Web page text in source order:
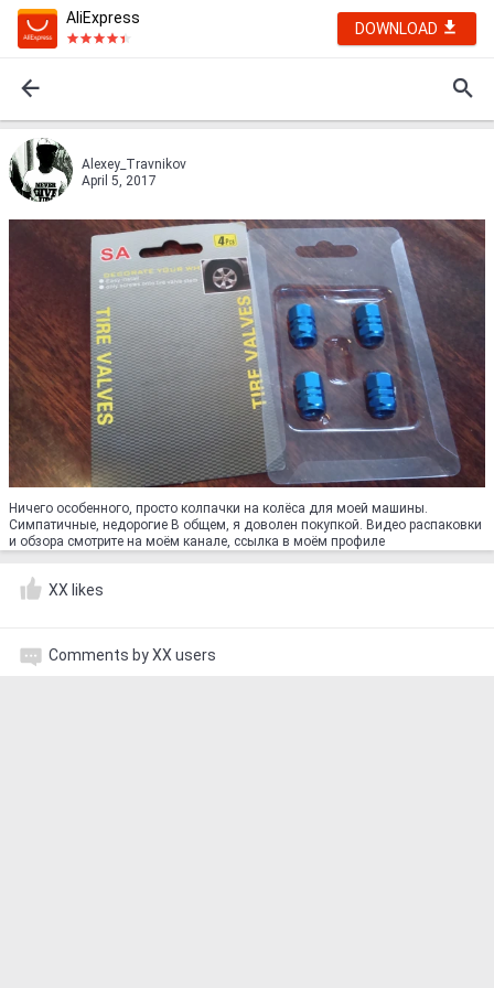
AliExpress
DOWNLOAD
Alexey_Travnikov
April 5, 2017
Ничего особенного, просто колпачки на колёса для моей машины.
Симпатичные, недорогие В общем, я доволен покупкой. Видео распаковки
и обзора смотрите на моём канале, ссылка в моём профиле
XX likes
Comments by XX users